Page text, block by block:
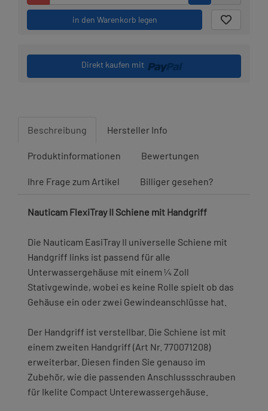
in den Warenkorb legen
Direkt kaufen mit
Beschreibung Hersteller Info
Produktinformationen Bewertungen
Ihre Frage zum Artikel Billiger gesehen?
Nauticam FlexiTray II Schiene mit Handgriff
Die Nauticam EasiTray II universelle Schiene mit
Handgriff links ist passend für alle
Unterwassergehäuse mit einem ¼ Zoll
Stativgewinde, wobei es keine Rolle spielt ob das
Gehäuse ein oder zwei Gewindeanschlüsse hat.
Der Handgriff ist verstellbar. Die Schiene ist mit
einem zweiten Handgriff (Art Nr. 770071208)
erweiterbar. Diesen finden Sie genauso im
Zubehör, wie die passenden Anschlussschrauben
für Ikelite Compact Unterewassergehäuse.